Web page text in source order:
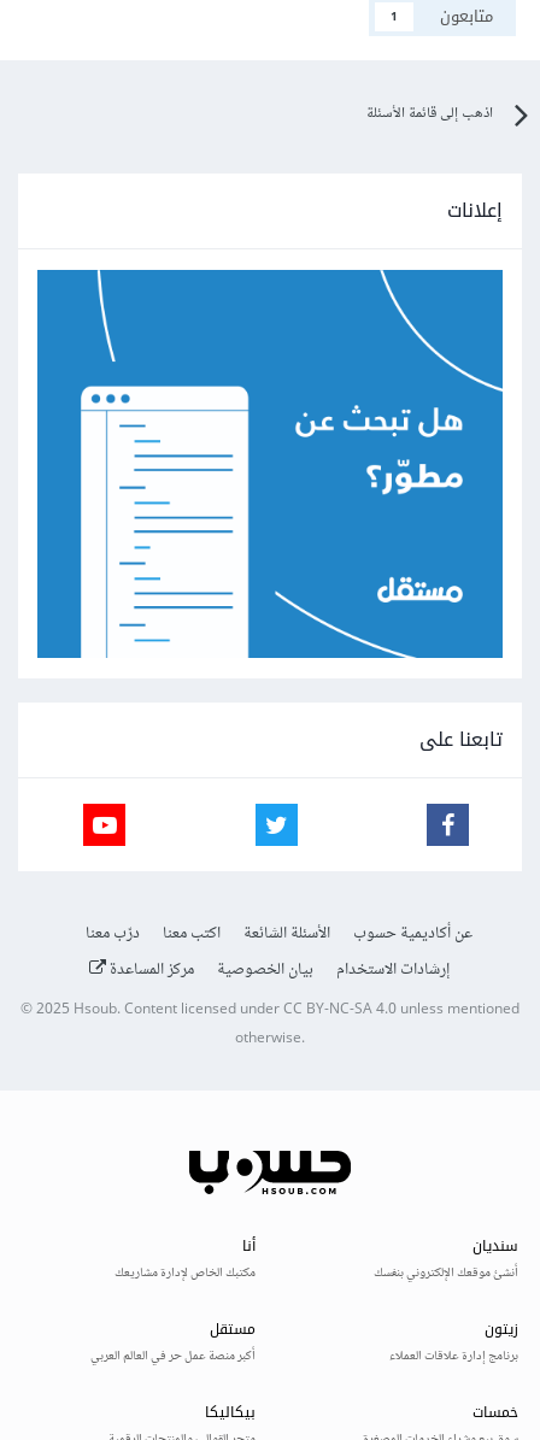
متابعون
1
اذهب إلى قائمة الأسئلة
إعلانات
تابعنا على
عن أكاديمية حسوب الأسئلة الشائعة اكتب معنا
درّب معنا
إرشادات الاستخدام
بيان الخصوصية مركز المساعدة
© 2025Hsoub.Content licensed underCC BY-NC-SA 4.0unless mentioned
otherwise.